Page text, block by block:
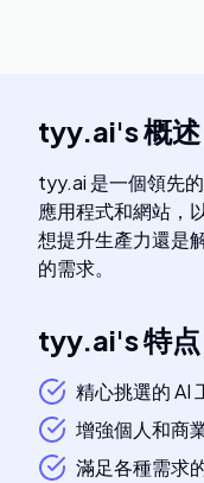
tyy.ai's概述
tyy.ai 是一個領先的
應用程式和網站，
想提升生產力還是
的需求。
tyy.ai's特点
精心挑選的 AI
增強個人和商
滿足各種需求